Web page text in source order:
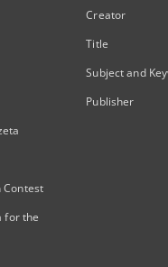
Contest
for the
Creator
Title
Subject and
Publisher